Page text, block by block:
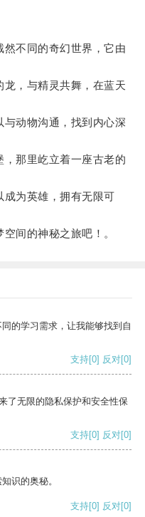
不同的奇幻世界，它由
，与精灵共舞，在蓝天
动物沟通，找到内心深
那里屹立着一座古老的
为英雄，拥有无限可
间的神秘之旅吧！。
的学习需求，让我能够找到自
支持[0] 反对[0]
了无限的隐私保护和安全性保
支持[0] 反对[0]
识的奥秘。
支持[0] 反对[0]